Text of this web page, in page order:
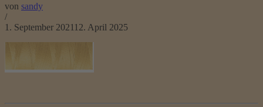
von sandy
/
1. September 2021 12. April 2025